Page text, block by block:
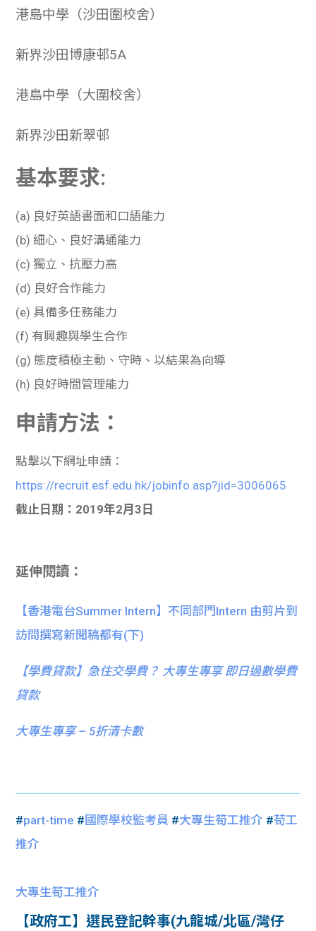
港島中學（沙田圍校舍）
新界沙田博康邨5A
港島中學（大圍校舍）
新界沙田新翠邨
基本要求:
(a) 良好英語書面和口語能力
(b) 細心、良好溝通能力
(c) 獨立、抗壓力高
(d) 良好合作能力
(e) 具備多任務能力
(f) 有興趣與學生合作
(g) 態度積極主動、守時、以結果為向導
(h) 良好時間管理能力
申請方法：
點擊以下網址申請：
https://recruit.esf.edu.hk/jobinfo.asp?jid=3006065
截止日期：2019年2月3日
延伸閱讀：
【香港電台Summer Intern】不同部門Intern 由剪片到
訪問撰寫新聞稿都有(下)
【學費貸款】急住交學費？ 大專生專享 即日過數學費
貸款
大專生專享 – 5折清卡數
#part-time # 國際學校監考員 #大專生筍工推介 #荀工
推介
大專生筍工推介
【政府工】選民登記幹事(九龍城/北區/灣仔